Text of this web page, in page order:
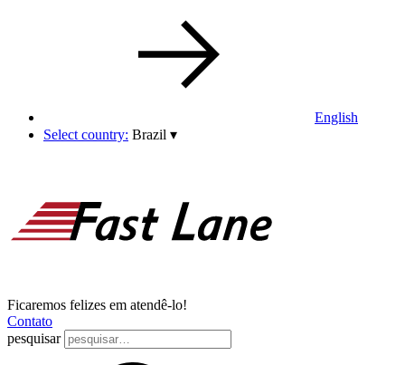
English
Select country: Brazil ▾
Ficaremos felizes em atendê-lo!
Contato
pesquisar